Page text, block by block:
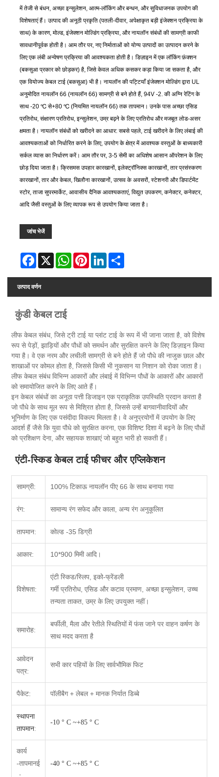
में तेजी से बंधन, अच्छा इन्सुलेशन, आत्म-लॉकिंग और बन्धन, और सुविधाजनक उपयोग की
विशेषताएं हैं। उत्पाद की अनूठी प्रकृति (पतली-दीवार, अपेक्षाकृत बड़ी इंजेक्शन प्रक्रिया के
साथ) के कारण, मोल्ड, इंजेक्शन मोल्डिंग प्रक्रिया, और नायलॉन संबंधों की सामग्री काफी
सावधानीपूर्वक होती है। आम तौर पर, नए निर्माताओं को योग्य उत्पादों का उत्पादन करने के
लिए एक लंबी अन्वेषण प्रक्रिया की आवश्यकता होती है। डिज़ाइन में एक लॉकिंग फ़ंक्शन
(बकसुआ प्रकार को छोड़कर) है, जिसे केवल अधिक कसकर कड़ा किया जा सकता है, और
एक वियोज्य केबल टाई (बकसुआ) भी है। नायलॉन की पट्टियाँ इंजेक्शन मोल्डिंग द्वारा UL
अनुमोदित नायलॉन 66 (नायलॉन 66) सामग्री से बने होते हैं, 94V -2. की अग्नि रेटिंग के
साथ -20 ℃ से+80 ℃ (नियमित नायलॉन 66) तक तापमान। उनके पास अच्छा एसिड
प्रतिरोध, संक्षारण प्रतिरोध, इन्सुलेशन, उम्र बढ़ने के लिए प्रतिरोध और मजबूत लोड-असर
क्षमता है। नायलॉन संबंधों को खरीदने का आधार: सबसे पहले, टाई खरीदने के लिए लंबाई की
आवश्यकताओं को निर्धारित करने के लिए, उपयोग के क्षेत्र में आवश्यक वस्तुओं के बाध्यकारी
सर्कल व्यास का निर्धारण करें। आम तौर पर, 3-5 सेमी का अधिशेष आसान ऑपरेशन के लिए
छोड़ दिया जाता है। क्रिसमस उपहार कारखानों, इलेक्ट्रॉनिक्स कारखानों, तार प्रसंस्करण
कारखानों, तार और केबल, खिलौना कारखानों, उत्सव के अवसरों, स्टेशनरी और डिपार्टमेंट
स्टोर, ताजा सुपरमार्केट, आवासीय दैनिक आवश्यकताएं, विद्युत उपकरण, कनेक्टर, कनेक्टर,
आदि जैसी वस्तुओं के लिए व्यापक रूप से उपयोग किया जाता है।
जांच भेजें
Facebook
X WhatsAppPinterestLinkedIn
उत्पाद वर्णन
कुंडी केबल टाई
लीफ केबल संबंध, जिसे ट्री टाई या प्लांट टाई के रूप में भी जाना जाता है, को विशेष
रूप से पेड़ों, झाड़ियों और पौधों को समर्थन और सुरक्षित करने के लिए डिज़ाइन किया
गया है। वे एक नरम और लचीली सामग्री से बने होते हैं जो पौधे की नाजुक छाल और
शाखाओं पर कोमल होता है, जिससे किसी भी नुकसान या निशान को रोका जाता है।
लीफ केबल संबंध विभिन्न आकारों और लंबाई में विभिन्न पौधों के आकारों और आकारों
को समायोजित करने के लिए आते हैं।
इन केबल संबंधों का अनूठा पत्ती डिजाइन एक प्राकृतिक उपस्थिति प्रदान करता है
जो पौधे के साथ मूल रूप से मिश्रित होता है, जिससे उन्हें बागवानीवादियों और
भूनिर्माण के लिए एक पसंदीदा विकल्प मिलता है। वे अनुप्रयोगों में उपयोग के लिए
आदर्श हैं जैसे कि युवा पौधे को सुरक्षित करना, एक विशिष्ट दिशा में बढ़ने के लिए पौधों
को प्रशिक्षण देना, और सहायक शाखाएं जो बहुत भारी हो सकती हैं।
एंटी-स्किड केबल टाई फीचर और एप्लिकेशन
सामग्री: 100% टिकाऊ नायलॉन पीए 66 के साथ बनाया गया
रंग: सामान्य रंग सफेद और काला, अन्य रंग अनुकूलित
तापमान: कोल्ड -35 डिग्री
आकार: 10*900 मिमी आदि।
विशेषता:
एंटी स्किड/स्लिप, इको-फ्रेंडली
गर्मी प्रतिरोध, एसिड और कटाव प्रमाण, अच्छा इन्सुलेशन, उच्च
तन्यता ताकत, उम्र के लिए उपयुक्त नहीं।
समारोह:
बर्फीली, मैला और रेतीले स्थितियों में फंस जाने पर वाहन कर्षण के
साथ मदद करता है
आवेदन
पत्र:
सभी कार पहियों के लिए सार्वभौमिक फिट
पैकेट: पॉलीबैग + लेबल + मानक निर्यात डिब्बे
स्थापना
तापमान:
-10 ° C ~+85 ° C
कार्य
-तापमानई
-40 ° C ~+85 ° C